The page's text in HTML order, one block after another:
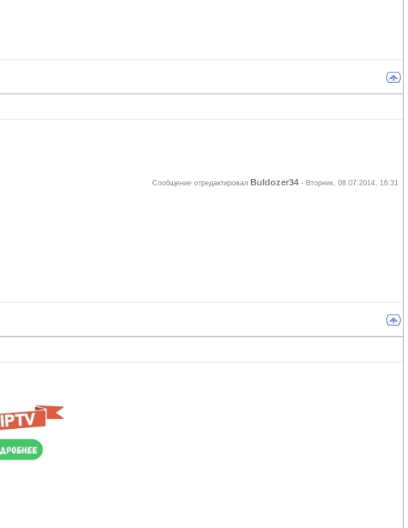
Сообщение отредактировал Buldozer34 - Вторник, 08.07.2014, 16:31